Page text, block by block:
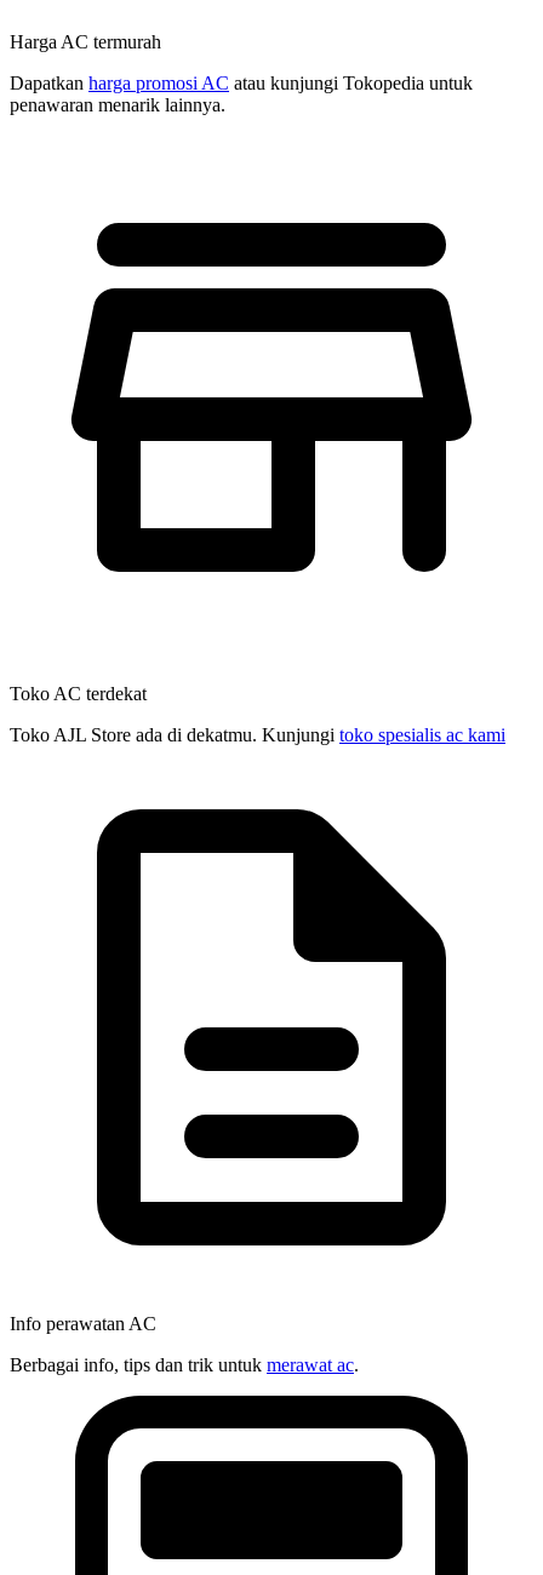
Harga AC termurah
Dapatkan harga promosi AC atau kunjungi Tokopedia untuk
penawaran menarik lainnya.
Toko AC terdekat
Toko AJL Store ada di dekatmu. Kunjungi toko spesialis ac kami
Info perawatan AC
Berbagai info, tips dan trik untuk merawat ac.